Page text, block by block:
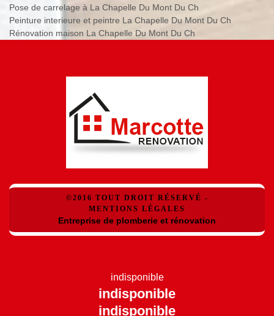
Pose de carrelage à La Chapelle Du Mont Du Ch
Peinture interieure et peintre La Chapelle Du Mont Du Ch
Rénovation maison La Chapelle Du Mont Du Ch
©2016 TOUT DROIT RÉSERVÉ -
MENTIONS LÉGALES
Entreprise de plomberie et rénovation
indisponible
indisponible
indisponible